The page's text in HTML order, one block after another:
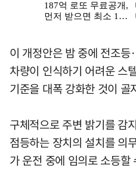
이 개정안은 밤 중에 전조
차량이 인식하기 어려운 스
기준을 대폭 강화한 것이 골
구체적으로 주변 밝기를 감
점등하는 장치의 설치를 의
가 운전 중에 임의로 소등할